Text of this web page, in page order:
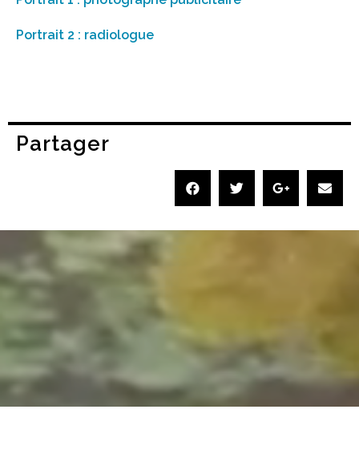
Portrait 2 : radiologue
Partager